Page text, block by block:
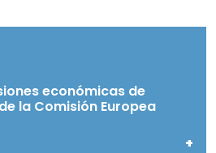
económicas de
la Comisión Europea
+